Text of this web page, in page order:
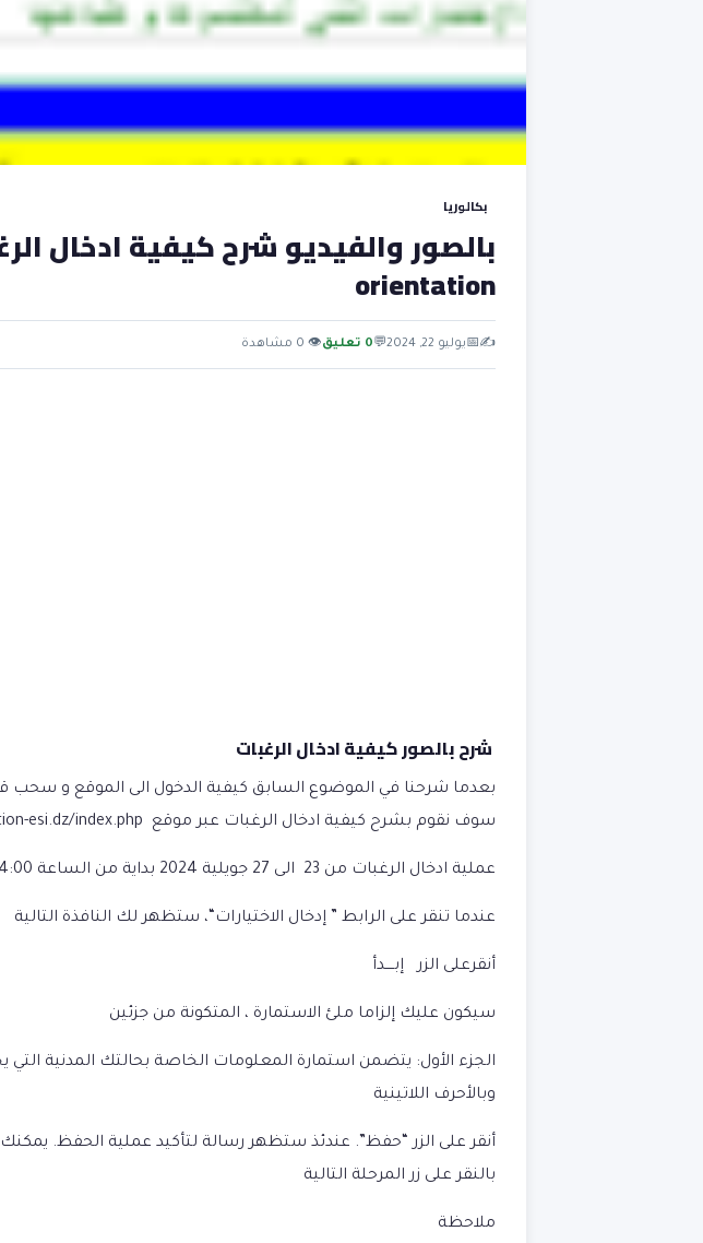
بكالوريا
orientation
✍️
📅يوليو 22, 2024 💬0 تعليق 👁 0 مشاهدة
شرح بالصور كيفية ادخال الرغبات
بعدما شرحنا في الموضوع السابق كيفية الدخول الى الموقع و
سوف نقوم بشرح كيفية ادخال الرغبات عبر موقع https://www.orientation-esi.dz/index.php
عملية ادخال الرغبات من 23 الى 27 جويلية 2024 بداية من الساعة 14:00
عندما تنقر على الرابط ” إدخال الاختيارات “، ستظهر لك النافذة التالية
أنقرعلى الزر إبــــدأ
سيكون عليك إلزاما ملئ الاستمارة ، المتكونة من جزئين
الجزء الأول: يتضمن استمارة المعلومات الخاصة بحالتك المدنية التي
وبالأحرف اللاتينية
أنقر على الزر “حفظ”. عندئذ ستظهر رسالة لتأكيد عملية الحفظ. يمكنك
بالنقر على زر المرحلة التالية
ملاحظة